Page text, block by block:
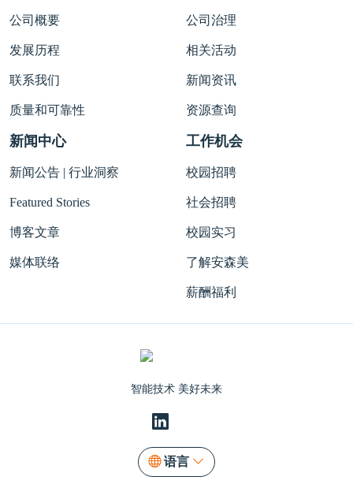
智能技术 美好未来
语言
公司概要
发展历程
联系我们
质量和可靠性
公司治理
相关活动
新闻资讯
资源查询
新闻中心
新闻公告 | 行业洞察
Featured Stories
博客文章
媒体联络
工作机会
校园招聘
社会招聘
校园实习
了解安森美
薪酬福利